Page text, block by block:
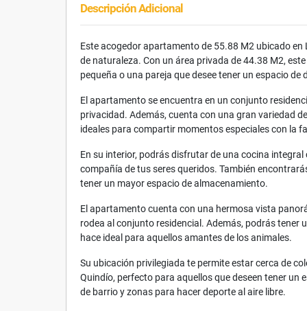
Descripción Adicional
Este acogedor apartamento de 55.88 M2 ubicado
de naturaleza. Con un área privada de 44.38 M2,
pequeña o una pareja que desee tener un espacio de
El apartamento se encuentra en un conjunto
privacidad. Además, cuenta con una gran variedad
ideales para compartir momentos especiales con la
En su interior, podrás disfrutar de una cocina
compañía de tus seres queridos. También
tener un mayor espacio de almacenamiento.
El apartamento cuenta con una hermosa vista
rodea al conjunto residencial. Además, podrás tener
hace ideal para aquellos amantes de los animales.
Su ubicación privilegiada te permite estar cerca de
Quindío, perfecto para aquellos que deseen tener
de barrio y zonas para hacer deporte al aire libre.